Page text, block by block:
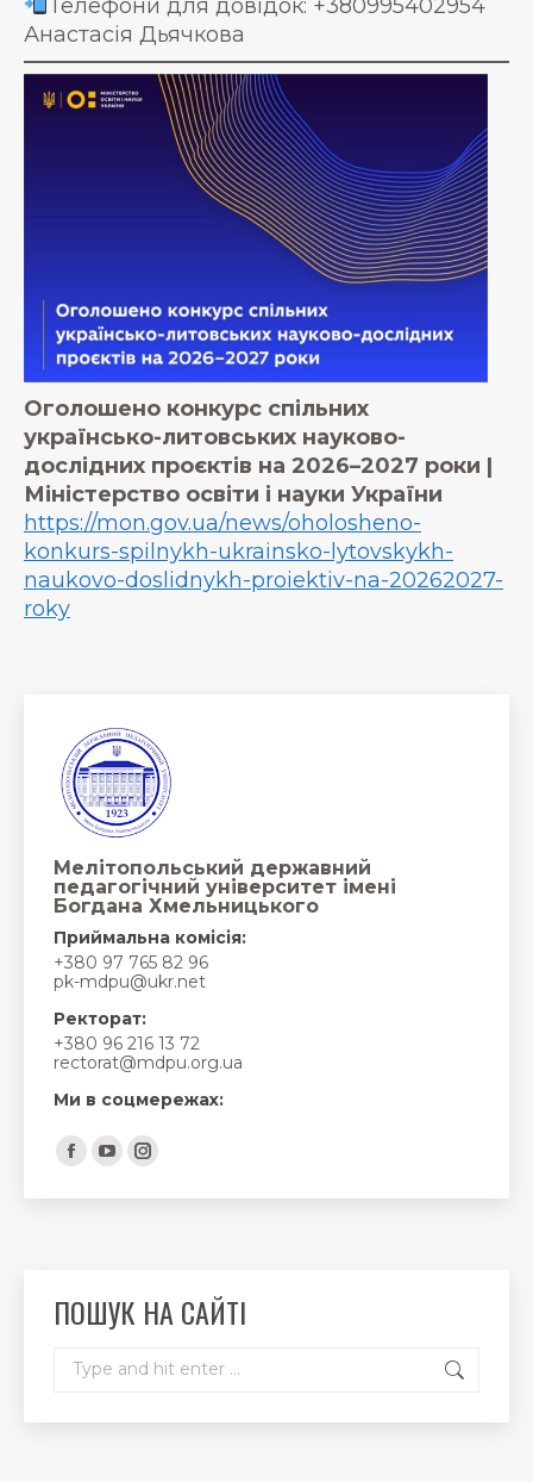
Телефони для довідок: +380995402954
Анастасія Дьячкова
Оголошено конкурс спільних
українсько-литовських науково-
дослідних проєктів на 2026–2027 роки |
Міністерство освіти і науки України
https://mon.gov.ua/news/oholosheno-
konkurs-spilnykh-ukrainsko-lytovskykh-
naukovo-doslidnykh-proiektiv-na-20262027-
roky
Мелітопольський державний
педагогічний університет імені
Богдана Хмельницького
Приймальна комісія:
+380 97 765 82 96
pk-mdpu@ukr.net
Ректорат:
+380 96 216 13 72
rectorat@mdpu.org.ua
Ми в соцмережах:
Find us on:
Facebook
page
window
YouTube
page
window
Instagram
page
window
ПОШУК НА САЙТІ